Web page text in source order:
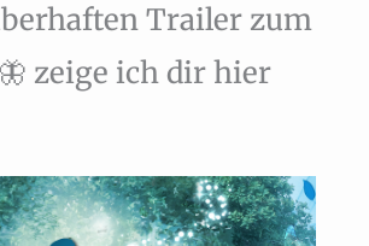
Trailer zum
zeige ich dir hier